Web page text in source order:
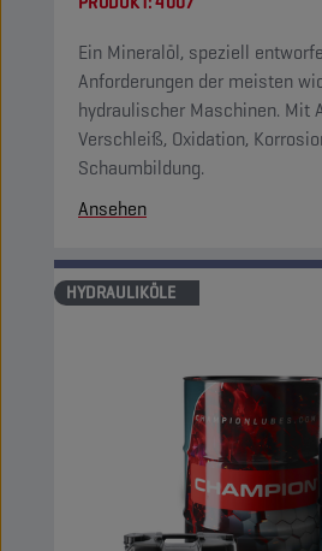
Ein Mineralöl, speziell
Anforderungen der meisten
hydraulischer Maschinen. Mit
Verschleiß, Oxidation,
Schaumbildung.
Ansehen
HYDRAULIKÖLE